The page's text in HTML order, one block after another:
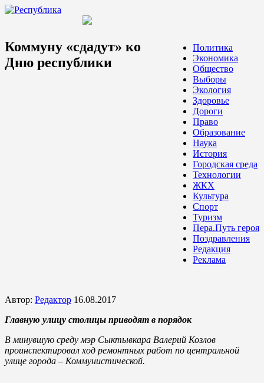
Политика
Экономика
Общество
Выборы
Экология
Здоровье
Дороги
Право
Образование
Наука
История
Городская среда
Технологии
ЖКХ
Культура
Спорт
Туризм
Пера.Путь героя
Поздравления
Редакция
Реклама
Коммуну «сдадут» ко
Дню республики
Автор: Редактор 16.08.2017
Главную улицу столицы приводят в порядок
В минувшую среду мэр Сыктывкара Валерий Козлов
проинспектировал ход ремонтных работ по центральной
улице города – Коммунистической.